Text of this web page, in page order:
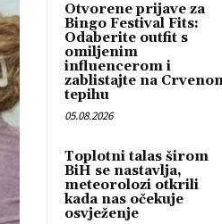
Otvorene prijave za
Bingo Festival Fits:
Odaberite outfit s
omiljenim
influencerom i
zablistajte na
tepihu
05.08.2026
Toplotni talas širom
BiH se nastavlja,
meteorolozi otkrili
kada nas očekuje
osvježenje